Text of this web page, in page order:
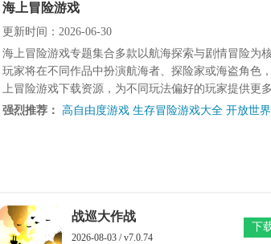
海上冒险游戏
更新时间：2026-06-30
海上冒险游戏专题集合多款以航海探索与剧情冒险为
玩家将在不同作品中扮演航海者、探险家或海盗角色
上冒险游戏下载资源，为不同玩法偏好的玩家提供更多
强烈推荐： 高自由度游戏 生存冒险游戏大全 开放世
战巡大作战
2026-08-03 / v7.0.74
下